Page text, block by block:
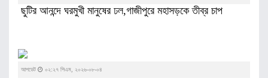
ছুটির আনন্দে ঘরমুখী মানুষের ঢল,গাজীপুরে মহাসড়কে তীব্র চাপ
আপডেট ০২:২৭ পিএম, ২০২৬-০৮-০৪